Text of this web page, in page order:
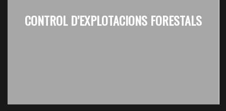
CONTROL D’EXPLOTACIONS FORESTALS